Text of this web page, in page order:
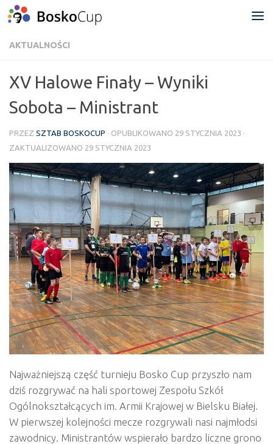
Przejdź do treści
AKTUALNOŚCI
XV Halowe Finały – Wyniki
Sobota – Ministrant
PRZEZ SZTAB BOSKOCUP · OPUBLIKOWANO 29 STYCZNIA 2023 ·
ZAKTUALIZOWANO 29 STYCZNIA 2023
Najważniejszą część turnieju Bosko Cup przyszło nam
dziś rozgrywać na hali sportowej Zespołu Szkół
Ogólnokształcących im. Armii Krajowej w Bielsku Białej.
W pierwszej kolejności mecze rozgrywali nasi najmłodsi
zawodnicy. Ministrantów wspierało bardzo liczne grono